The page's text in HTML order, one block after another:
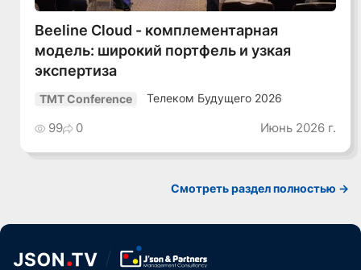
Beeline Cloud - комплементарная
модель: широкий портфель и узкая
экспертиза
TMT Conference Телеком Будущего 2026
99 0 Июнь 2026 г.
Смотреть раздел полностью ->